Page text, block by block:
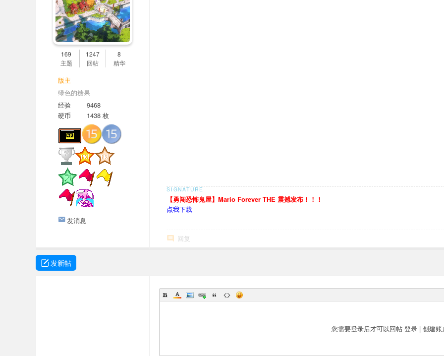
169
主题
1247
回帖
8
精华
版主
绿色的糖果
经验
9468
硬币
1438 枚
发消息
【勇闯恐怖鬼屋】Mario Forever THE 震撼发布！！！
点我下载
回复
发新帖
您需要登录后才可以回帖 登录| 创建账